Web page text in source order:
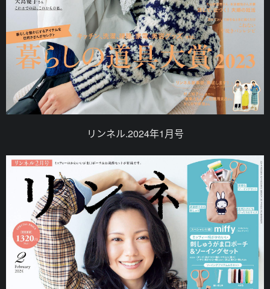
リンネル.2024年1月号